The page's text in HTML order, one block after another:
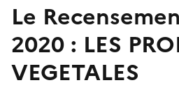
Le
2020 : LES
VEGETALES